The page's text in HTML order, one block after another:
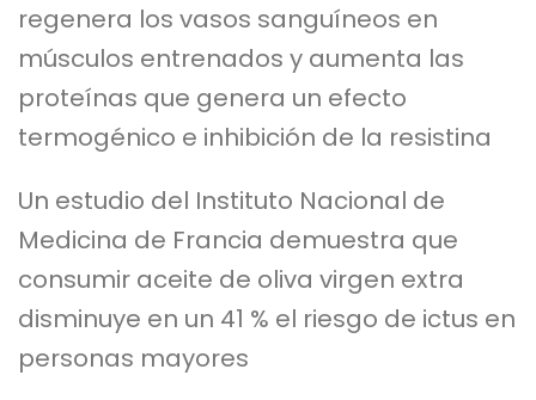
regenera los vasos sanguíneos en
músculos entrenados y aumenta las
proteínas que genera un efecto
termogénico e inhibición de la resistina
Un estudio del Instituto Nacional de
Medicina de Francia demuestra que
consumir aceite de oliva virgen extra
disminuye en un 41 % el riesgo de ictus en
personas mayores